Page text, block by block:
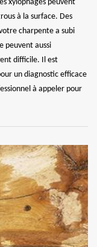
xylophages peuvent
à la surface. Des
charpente a subi
peuvent aussi
difficile. Il est
un diagnostic efficace
à appeler pour